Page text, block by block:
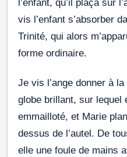
l’enfant, qu’il plaça sur
vis l’enfant s’absorber
Trinité, qui alors
forme ordinaire.
Je vis l’ange donner à
globe brillant, sur lequel
emmailloté, et Marie
dessus de l’autel. De
elle une foule de mains